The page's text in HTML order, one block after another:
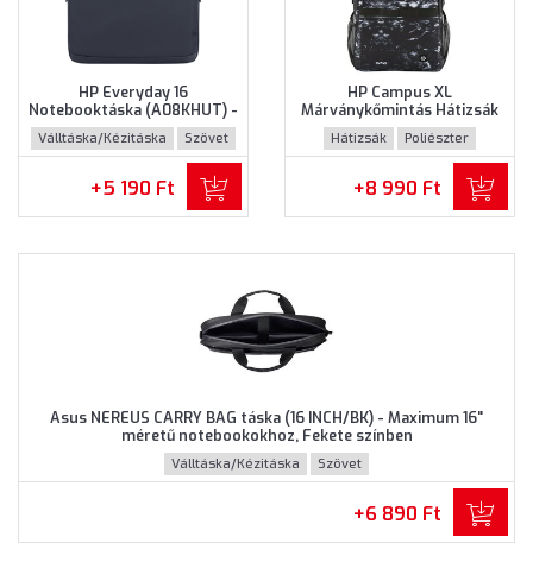
HP Everyday 16
Notebooktáska (A08KHUT) -
Maximum 16" méretű
notebookokhoz - Szürke
színben
Válltáska/Kézitáska Szövet
+5 190 Ft
HP Campus XL
Márványkőmintás Hátizsák
(7K0E2AA) - Maximum 16.1"
méretű notebookokhoz,
Márványkőmintás színben
Hátizsák Poliészter
+8 990 Ft
Asus NEREUS CARRY BAG táska (16 INCH/BK) - Maximum 16"
méretű notebookokhoz, Fekete színben
Válltáska/Kézitáska Szövet
+6 890 Ft